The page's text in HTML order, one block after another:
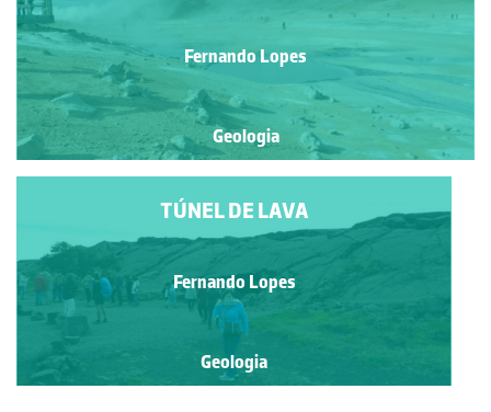
Fernando Lopes
Geologia
TÚNEL DE LAVA
Fernando Lopes
Geologia